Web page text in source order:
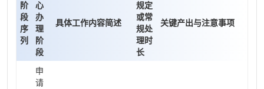
阶
段
序
列
心
办
理
阶
段
具体工作内容简述
规定
或常
规处
理时
长
关键产出与注意事项
申
请